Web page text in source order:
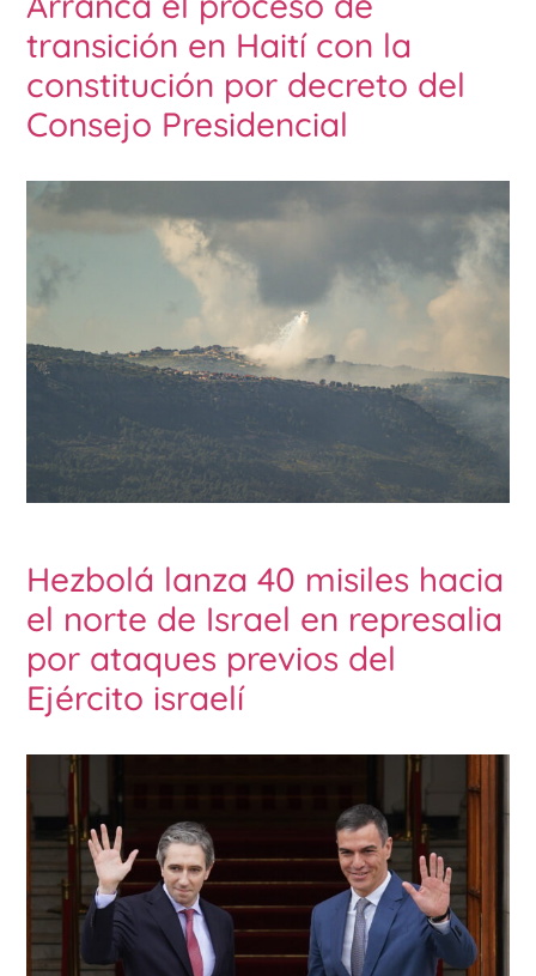
transición en Haití con la
constitución por decreto del
Consejo Presidencial
Hezbolá lanza 40 misiles hacia
el norte de Israel en represalia
por ataques previos del
Ejército israelí